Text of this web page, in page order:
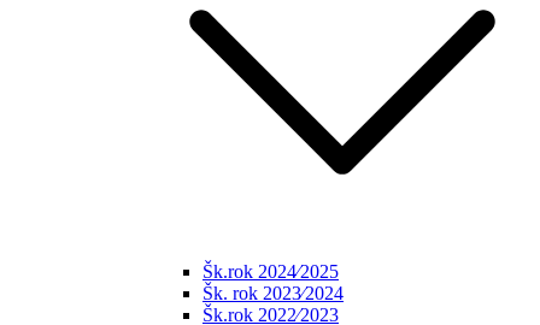
Šk.rok 2024⁄2025
Šk. rok 2023⁄2024
Šk.rok 2022⁄2023